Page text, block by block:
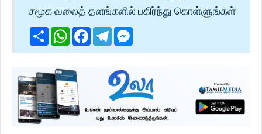
சமூக வலைத் தளங்களில் பகிர்ந்து கொள்ளுங்கள்
ShareWhatsApp
Facebook
Telegram